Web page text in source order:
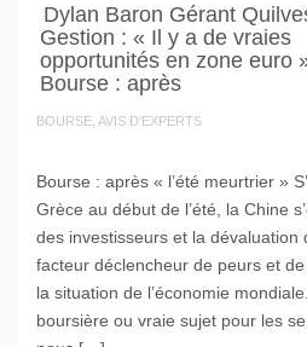
Dylan Baron Gérant
Gestion : « Il y a de vraies
opportunités en zone euro
Bourse : après
BOURSE, AVIS D'EXPERTS
Bourse : après « l’été meurtrier »
Grèce au début de l’été, la Chine
des investisseurs et la dévaluation
facteur déclencheur de peurs et
la situation de l’économie
boursière ou vraie sujet pour les